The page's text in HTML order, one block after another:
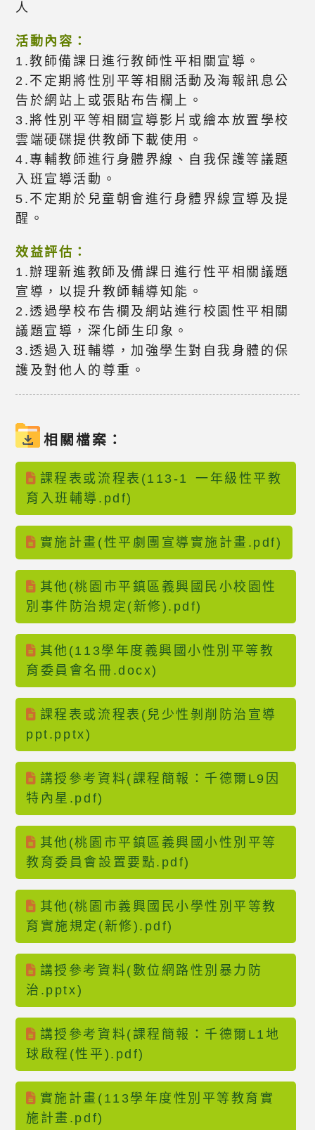
人
活動內容：
1.教師備課日進行教師性平相關宣導。
2.不定期將性別平等相關活動及海報訊息公
告於網站上或張貼布告欄上。
3.將性別平等相關宣導影片或繪本放置學校
雲端硬碟提供教師下載使用。
4.專輔教師進行身體界線、自我保護等議題
入班宣導活動。
5.不定期於兒童朝會進行身體界線宣導及提
醒。
效益評估：
1.辦理新進教師及備課日進行性平相關議題
宣導，以提升教師輔導知能。
2.透過學校布告欄及網站進行校園性平相關
議題宣導，深化師生印象。
3.透過入班輔導，加強學生對自我身體的保
護及對他人的尊重。
相關檔案：
課程表或流程表(113-1 一年級性平教
育入班輔導.pdf)
實施計畫(性平劇團宣導實施計畫.pdf)
其他(桃園市平鎮區義興國民小校園性
別事件防治規定(新修).pdf)
其他(113學年度義興國小性別平等教
育委員會名冊.docx)
課程表或流程表(兒少性剝削防治宣導
ppt.pptx)
講授參考資料(課程簡報：千德爾L9因
特內星.pdf)
其他(桃園市平鎮區義興國小性別平等
教育委員會設置要點.pdf)
其他(桃園市義興國民小學性別平等教
育實施規定(新修).pdf)
講授參考資料(數位網路性別暴力防
治.pptx)
講授參考資料(課程簡報：千德爾L1地
球啟程(性平).pdf)
實施計畫(113學年度性別平等教育實
施計畫.pdf)